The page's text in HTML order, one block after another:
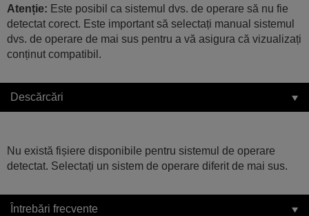
Atenție: Este posibil ca sistemul dvs. de operare să nu fie
detectat corect. Este important să selectați manual sistemul
dvs. de operare de mai sus pentru a vă asigura că vizualizați
conținut compatibil.
Descărcări
Nu există fișiere disponibile pentru sistemul de operare
detectat. Selectați un sistem de operare diferit de mai sus.
Întrebări frecvente